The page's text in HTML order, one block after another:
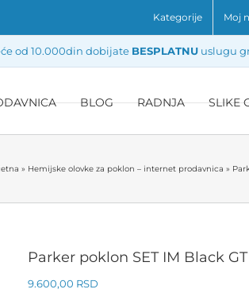
Kategorije Moj
od 10.000din dobijate BESPLATNUuslugu
BLOG RADNJA SLIKE
» Hemijske olovke za poklon – internet prodavnica »
Parker poklon SET IM Black
9.600,00 RSD